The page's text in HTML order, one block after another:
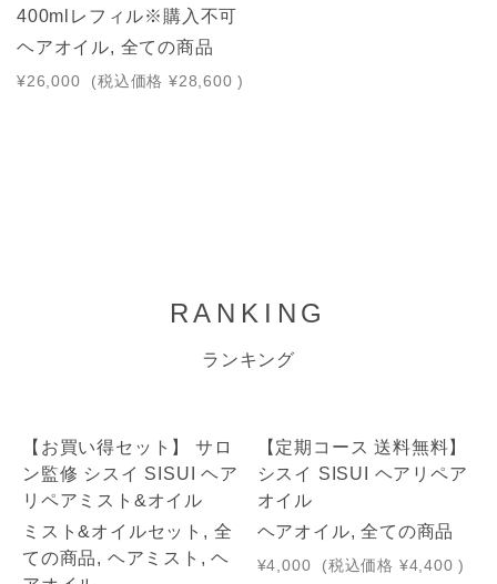
400mlレフィル※購入不可
ヘアオイル, 全ての商品
¥26,000 (税込価格 ¥28,600 )
RANKING
ランキング
【お買い得セット】 サロ
ン監修 シスイ SISUI ヘア
リペアミスト&オイル
ミスト&オイルセット, 全
ての商品, ヘアミスト, ヘ
【定期コース 送料無料】
シスイ SISUI ヘアリペア
オイル
ヘアオイル, 全ての商品
¥4,000 (税込価格 ¥4,400 )